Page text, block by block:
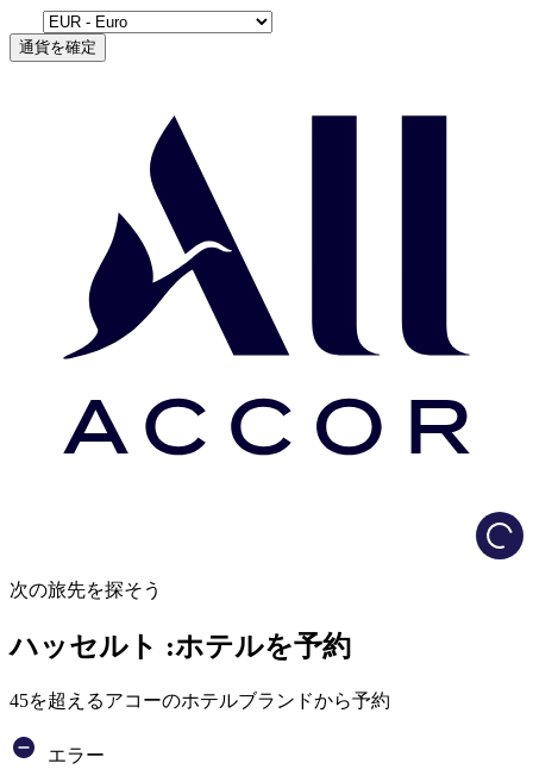
通貨を確定
次の旅先を探そう
ハッセルト :ホテルを予約
45を超えるアコーのホテルブランドから予約
エラー